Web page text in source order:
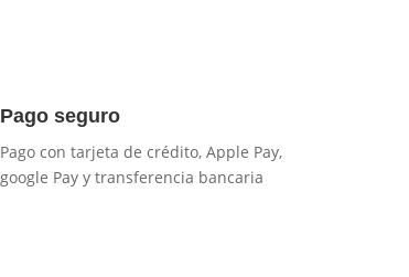
Pago seguro
Pago con tarjeta de crédito, Apple Pay,
google Pay y transferencia bancaria